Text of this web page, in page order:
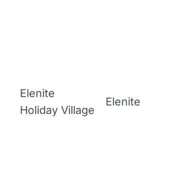
Elenite
Holiday Village
Elenite